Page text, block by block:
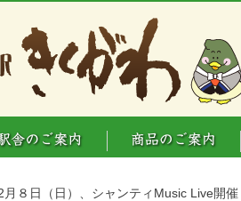
８日（日）、シャンティMusic Live開催